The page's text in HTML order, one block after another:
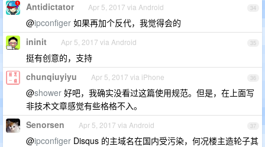
34
Antidictator Apr 5, 2017 via Android
@ipconfiger 如果再加个反代，我觉得会的
35
ininit Apr 5, 2017 via Android
挺有创意的，支持
36
chunqiuyiyu Apr 5, 2017 via iPhone
@shower 好吧，我确实没看过这篇使用规范。但是，在上面写
非技术文章感觉有些格格不入。
37
Senorsen Apr 5, 2017 via Android
@ipconfiger Disqus 的主域名在国内受污染，何况楼主造轮子其